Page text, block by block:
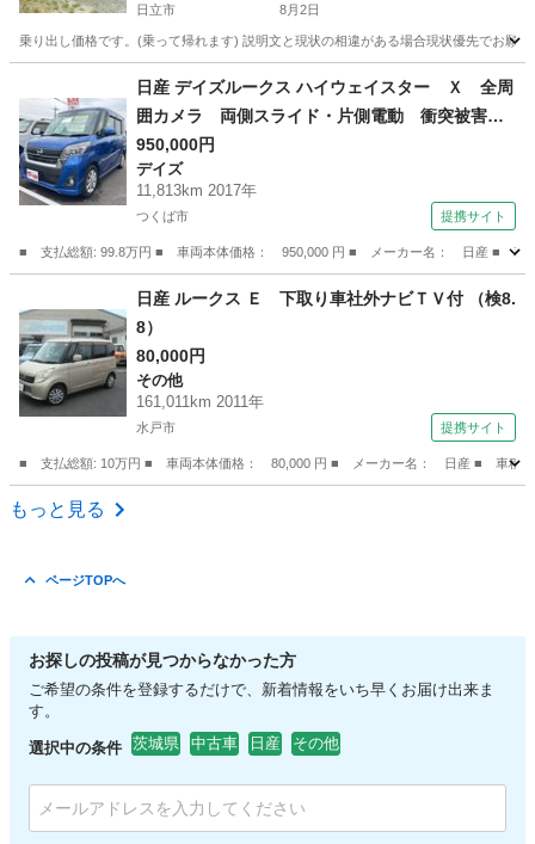
日立市 8月2日
乗り出し価格です。(乗って帰れます) 説明文と現状の相違がある場合現状優先でお願
その他
日産 デイズルークス ハイウェイスター Ｘ 全周
囲カメラ 両側スライド・片側電動 衝突被害軽
減システム オートマチックハイビーム オート
ライト ＬＥＤヘッドランプ スマートキー ア
イドリングストップ 電動格納ミラー シートヒ
950,000円
デイズ
11,813km 2017年
つくば市 提携サイト
■ 支払総額: 99.8万円 ■ 車両本体価格： 950,000 円 ■ メーカー名： 日産 ■ 車
デイズ
日産 ルークス Ｅ 下取り車社外ナビＴＶ付 （検8.
8）
80,000円
その他
161,011km 2011年
水戸市 提携サイト
■ 支払総額: 10万円 ■ 車両本体価格： 80,000 円 ■ メーカー名： 日産 ■ 車
茨城 水戸市
もっと見る
ページTOPへ
お探しの投稿が見つからなかった方
ご希望の条件を登録するだけで、新着情報をいち早くお届け出来ま
す。
選択中の条件 茨城県 中古車 日産 その他